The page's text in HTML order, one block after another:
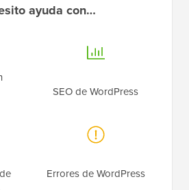
ayuda con…
SEO de WordPress
Errores de WordPress